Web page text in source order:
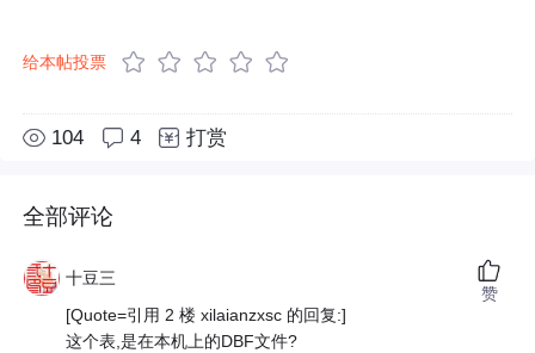
给本帖投票
104 4 打赏
全部评论
十豆三
[Quote=引用 2 楼 xilaianzxsc 的回复:]
这个表,是在本机上的DBF文件?
赞